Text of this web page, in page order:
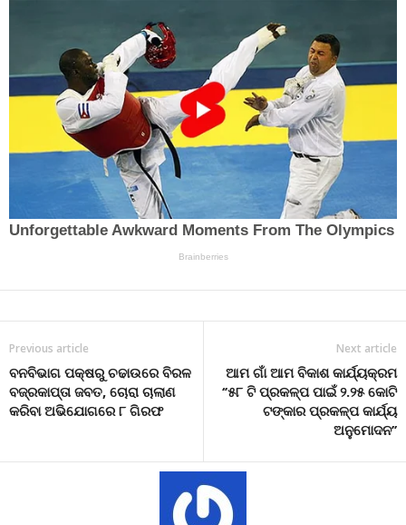
Previous article
ବନବିଭାଗ ପକ୍ଷରୁ ଚଢାଉରେ ବିରଳ
ବଜ୍ରକାପ୍ତା ଜବତ, ଚୋରା ଚାଲାଣ
କରିବା ଅଭିଯୋଗରେ ୮ ଗିରଫ
Next article
ଆମ ଗାଁ ଆମ ବିକାଶ କାର୍ଯ୍ୟକ୍ରମ
‘’୫୮ ଟି ପ୍ରକଳ୍ପ ପାଇଁ ୨.୨୫ କୋଟି
ଟଙ୍କାର ପ୍ରକଳ୍ପ କାର୍ଯ୍ୟ
ଅନୁମୋଦନ’’